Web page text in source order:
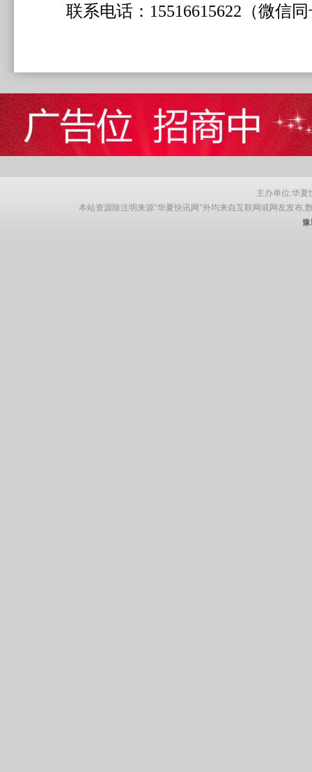
联系电话：15516615622（微信同
主办单位:华夏
本站资源除注明来源"华夏快讯网"外均来自互联网或网友发布,
豫